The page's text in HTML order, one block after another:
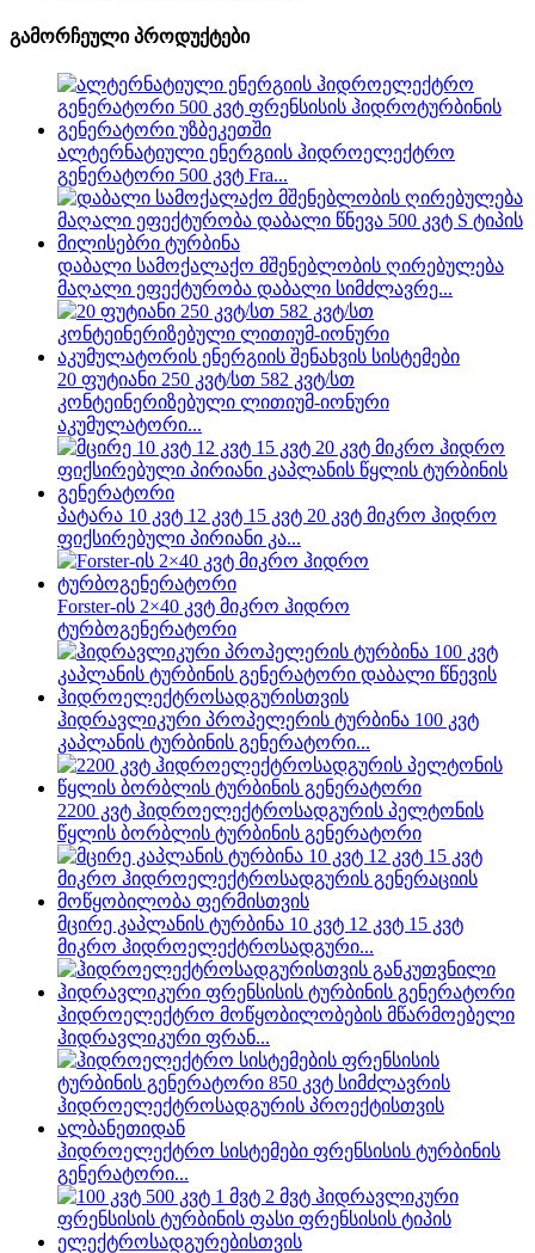
გამორჩეული პროდუქტები
ალტერნატიული ენერგიის ჰიდროელექტრო
გენერატორი 500 კვტ Fra...
დაბალი სამოქალაქო მშენებლობის ღირებულება
მაღალი ეფექტურობა დაბალი სიმძლავრე...
20 ფუტიანი 250 კვტ/სთ 582 კვტ/სთ
კონტეინერიზებული ლითიუმ-იონური
აკუმულატორი...
პატარა 10 კვტ 12 კვტ 15 კვტ 20 კვტ მიკრო ჰიდრო
ფიქსირებული პირიანი კა...
Forster-ის 2×40 კვტ მიკრო ჰიდრო
ტურბოგენერატორი
ჰიდრავლიკური პროპელერის ტურბინა 100 კვტ
კაპლანის ტურბინის გენერატორი...
2200 კვტ ჰიდროელექტროსადგურის პელტონის
წყლის ბორბლის ტურბინის გენერატორი
მცირე კაპლანის ტურბინა 10 კვტ 12 კვტ 15 კვტ
მიკრო ჰიდროელექტროსადგური...
ჰიდროელექტრო მოწყობილობების მწარმოებელი
ჰიდრავლიკური ფრან...
ჰიდროელექტრო სისტემები ფრენსისის ტურბინის
გენერატორი...